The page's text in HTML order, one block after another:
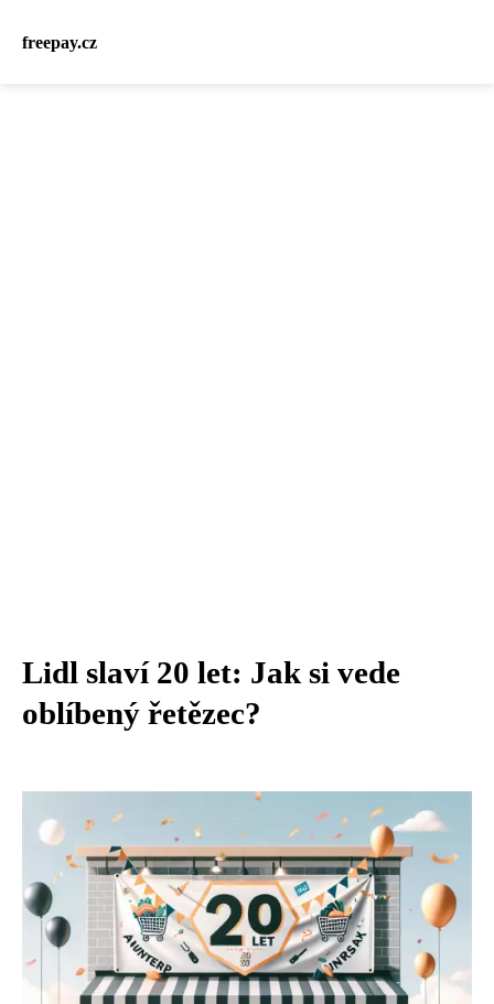
freepay.cz
Lidl slaví 20 let: Jak si vede
oblíbený řetězec?